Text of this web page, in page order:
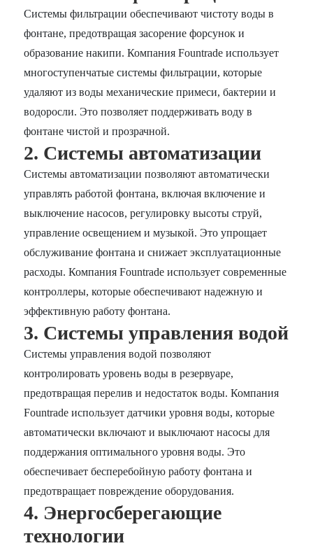
Системы фильтрации обеспечивают чистоту воды в
фонтане, предотвращая засорение форсунок и
образование накипи. Компания Fountrade использует
многоступенчатые системы фильтрации, которые
удаляют из воды механические примеси, бактерии и
водоросли. Это позволяет поддерживать воду в
фонтане чистой и прозрачной.
2. Системы автоматизации
Системы автоматизации позволяют автоматически
управлять работой фонтана, включая включение и
выключение насосов, регулировку высоты струй,
управление освещением и музыкой. Это упрощает
обслуживание фонтана и снижает эксплуатационные
расходы. Компания Fountrade использует современные
контроллеры, которые обеспечивают надежную и
эффективную работу фонтана.
3. Системы управления водой
Системы управления водой позволяют
контролировать уровень воды в резервуаре,
предотвращая перелив и недостаток воды. Компания
Fountrade использует датчики уровня воды, которые
автоматически включают и выключают насосы для
поддержания оптимального уровня воды. Это
обеспечивает бесперебойную работу фонтана и
предотвращает повреждение оборудования.
4. Энергосберегающие
технологии